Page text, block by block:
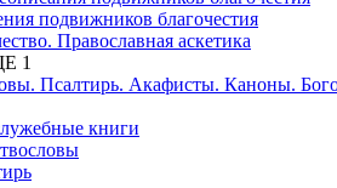
подвижников благочестия
Православная аскетика
1
Псалтирь. Акафисты. Каноны.
книги